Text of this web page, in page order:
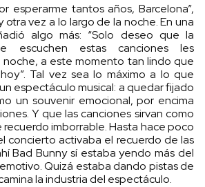
esperarme tantos años, Barcelona”,
vez a lo largo de la noche. En una
algo más: “Solo deseo que la
escuchen estas canciones les
a este momento tan lindo que
Tal vez sea lo máximo a lo que
espectáculo musical: a quedar fijado
un souvenir emocional, por encima
Y que las canciones sirvan como
imborrable. Hasta hace poco
concierto activaba el recuerdo de las
Bad Bunny sí estaba yendo más del
Quizá estaba dando pistas de
la industria del espectáculo.